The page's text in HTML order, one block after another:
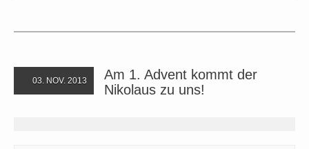
03. NOV. 2013
Am 1. Advent kommt der
Nikolaus zu uns!